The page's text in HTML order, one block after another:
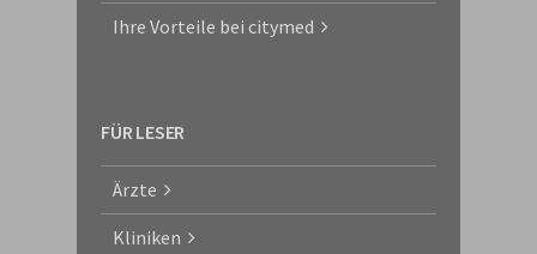
Ihre Vorteile bei citymed
FÜR LESER
Ärzte
Kliniken